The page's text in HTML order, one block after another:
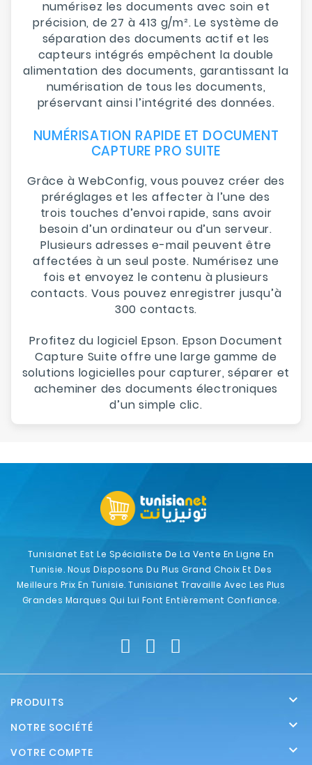
numérisez les documents avec soin et
précision, de 27 à 413 g/m². Le système de
séparation des documents actif et les
capteurs intégrés empêchent la double
alimentation des documents, garantissant la
numérisation de tous les documents,
préservant ainsi l’intégrité des données.
NUMÉRISATION RAPIDE ET DOCUMENT
CAPTURE PRO SUITE
Grâce à WebConfig, vous pouvez créer des
préréglages et les affecter à l’une des
trois touches d’envoi rapide, sans avoir
besoin d’un ordinateur ou d’un serveur.
Plusieurs adresses e-mail peuvent être
affectées à un seul poste. Numérisez une
fois et envoyez le contenu à plusieurs
contacts. Vous pouvez enregistrer jusqu’à
300 contacts.
Profitez du logiciel Epson. Epson Document
Capture Suite offre une large gamme de
solutions logicielles pour capturer, séparer et
acheminer des documents électroniques
d’un simple clic.
Tunisianet Est Le Spécialiste De La Vente En Ligne En
Tunisie. Nous Disposons Du Plus Grand Choix Et Des
Meilleurs Prix En Tunisie. Tunisianet Travaille Avec Les Plus
Grandes Marques Qui Lui Font Entièrement Confiance.
PRODUITS 
NOTRE SOCIÉTÉ 
VOTRE COMPTE 